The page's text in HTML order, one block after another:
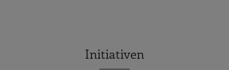
Initiativen